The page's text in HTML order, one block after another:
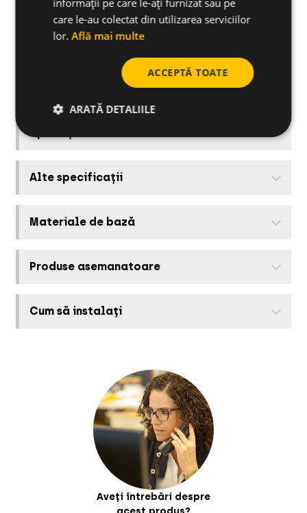
950PFT
97PFT
49.5
Alte specificații
Materiale de bază
Produse asemanatoare
Cum să instalați
Aveți întrebări despre
care le-au colectat din utilizarea serviciilor
lor.Află mai multe
ACCEPTĂ TOATE
ARATĂ DETALIILE